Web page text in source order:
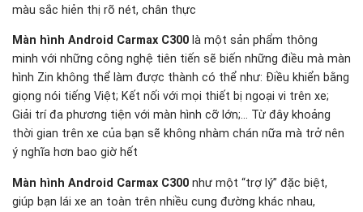
màu sắc hiẻn thị rõ nét, chân thực
Màn hình Android Carmax C300 là một sản phẩm thông
minh với những công nghệ tiên tiến sẽ biến những điều mà màn
hình Zin không thể làm được thành có thể như: Điều khiển bằng
giọng nói tiếng Việt; Kết nối với mọi thiết bị ngoại vi trên xe;
Giải trí đa phương tiện với màn hình cỡ lớn;… Từ đây khoảng
thời gian trên xe của bạn sẽ không nhàm chán nữa mà trở nên
ý nghĩa hơn bao giờ hết
Màn hình Android Carmax C300 như một “trợ lý” đặc biệt,
giúp bạn lái xe an toàn trên nhiều cung đường khác nhau,